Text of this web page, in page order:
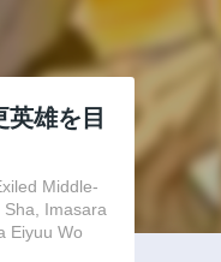
雄を目
Middle-
Imasara
Eiyuu Wo